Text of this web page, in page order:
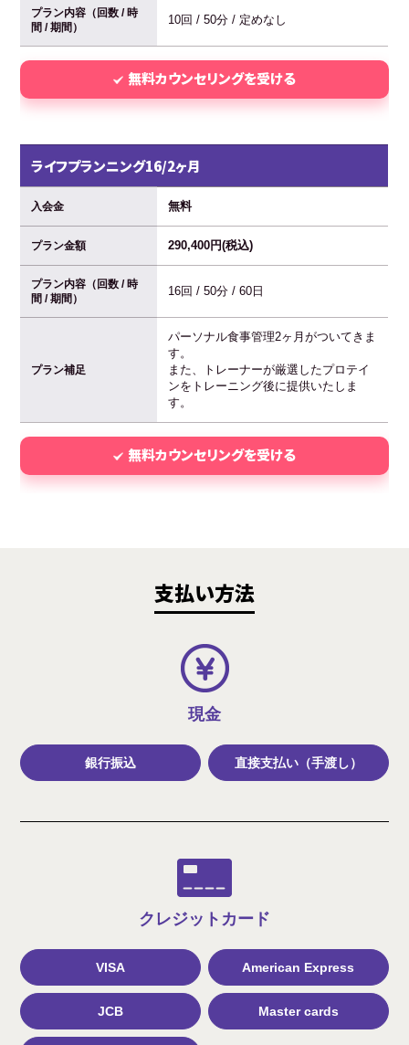
プラン内容（回数 / 時
間 / 期間）
10回 / 50分 / 定めなし
無料カウンセリングを受ける
ライフプランニング16/2ヶ月
入会金 無料
プラン金額 290,400円(税込)
プラン内容（回数 / 時
間 / 期間）
16回 / 50分 / 60日
プラン補足
パーソナル食事管理2ヶ月がついてきま
す。
また、トレーナーが厳選したプロテイ
ンをトレーニング後に提供いたしま
す。
無料カウンセリングを受ける
支払い方法
現金
銀行振込 直接支払い（手渡し）
クレジット カード
VISA American Express
JCB Master cards